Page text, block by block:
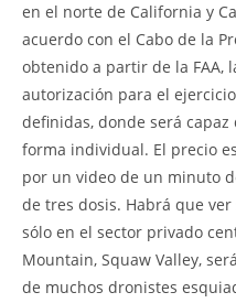
en el norte de California y
acuerdo con el Cabo de la
obtenido a partir de la FAA,
autorización para el
definidas, donde será
forma individual. El precio
por un video de un minuto
de tres dosis. Habrá que
sólo en el sector privado
Mountain, Squaw Valley,
de muchos dronistes